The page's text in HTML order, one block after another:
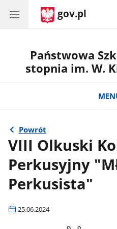
gov.pl
Państwowa
stopnia im. W.
Powrót
VIII Olkuski
Perkusyjny
Perkusista"
25.06.2024